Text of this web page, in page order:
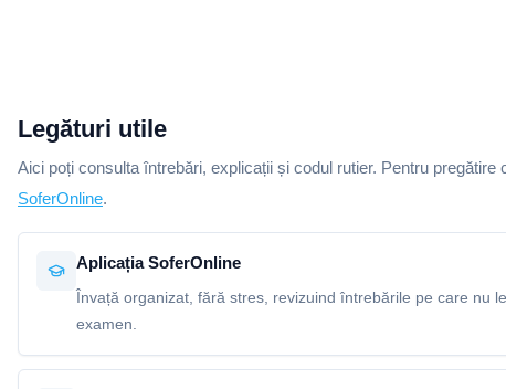
Legături utile
Aici poți consulta întrebări, explicații și codul rutier. Pentru pregătire
SoferOnline.
Aplicația SoferOnline
Învață organizat, fără stres, revizuind întrebările pe care nu
examen.